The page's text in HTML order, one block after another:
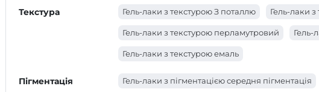
Текстура Гель-лаки з текстурою З поталлю Гель-лаки
Гель-лаки з текстурою перламутровий Гель-
Гель-лаки з текстурою емаль
Пігментація Гель-лаки з пігментацією середня пігментація